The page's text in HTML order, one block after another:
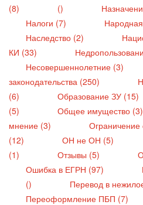
(8)
()
Налоги (7)
Наследство (2)
КИ (33)
Несовершеннолетние (3)
законодательства (250)
(6)
Образование ЗУ (15)
(5)
Общее имущество (3)
мнение (3)
Ограничение
(12)
ОН не ОН (5)
(1)
Отзывы (5)
Ошибка в ЕГРН (97)
()
Перевод в
Переоформление ПБП (7)